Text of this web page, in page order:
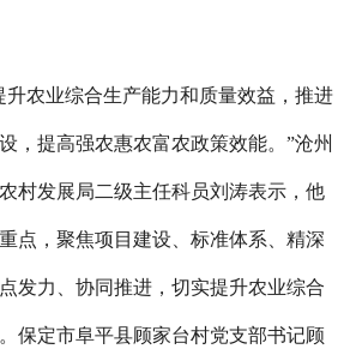
农业综合生产能力和质量效益，推进
，提高强农惠农富农政策效能。”沧州
村发展局二级主任科员刘涛表示，他
点，聚焦项目建设、标准体系、精深
发力、协同推进，切实提升农业综合
保定市阜平县顾家台村党支部书记顾